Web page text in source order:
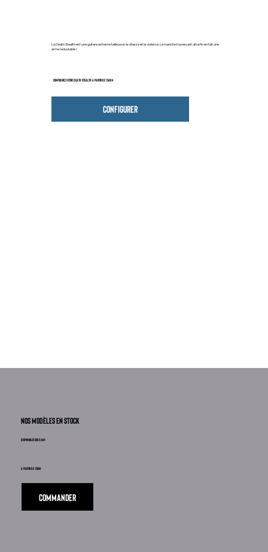
La Death Stealth est une guitare extreme taillé pour la vitesse et la violence. Le manche traversant ultra fin en fait une
arme redoutable !
Configurez votre Death Stealth à partir de 1340 €
Configurer
nos modèles en stock
disponibles sous 24h
à partir de 1300€
COMMANDER